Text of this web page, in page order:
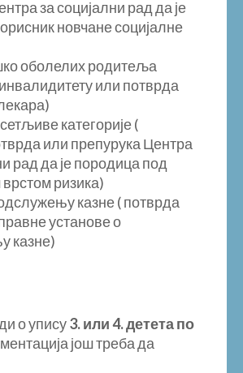
за социјални рад да је
новчане социјалне
оболелих родитеља
или потврда
категорије (
или препурука Центра
рад да је породица под
ризика)
казне ( потврда
установе о
казне)
о упису3. или 4. детета по
још треба да